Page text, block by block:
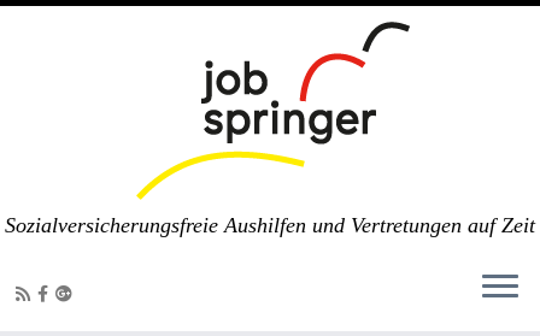
Sozialversicherungsfreie Aushilfen und Vertretungen auf Zeit